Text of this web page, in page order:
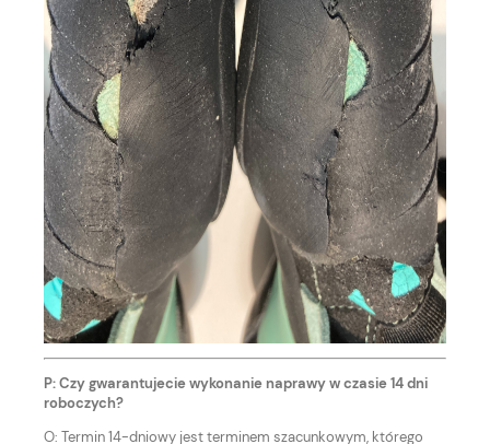
P: Czy gwarantujecie wykonanie naprawy w czasie 14 dni
roboczych?
O: Termin 14-dniowy jest terminem szacunkowym, którego